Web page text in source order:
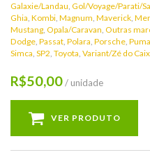
Galaxie/Landau, Gol/Voyage/Parati/
Ghia, Kombi, Magnum, Maverick,
Mustang, Opala/Caravan, Outras
Dodge, Passat, Polara, Porsche, Puma
Simca, SP2, Toyota, Variant/Zé do
R$50,00/ unidade
VER PRODUTO